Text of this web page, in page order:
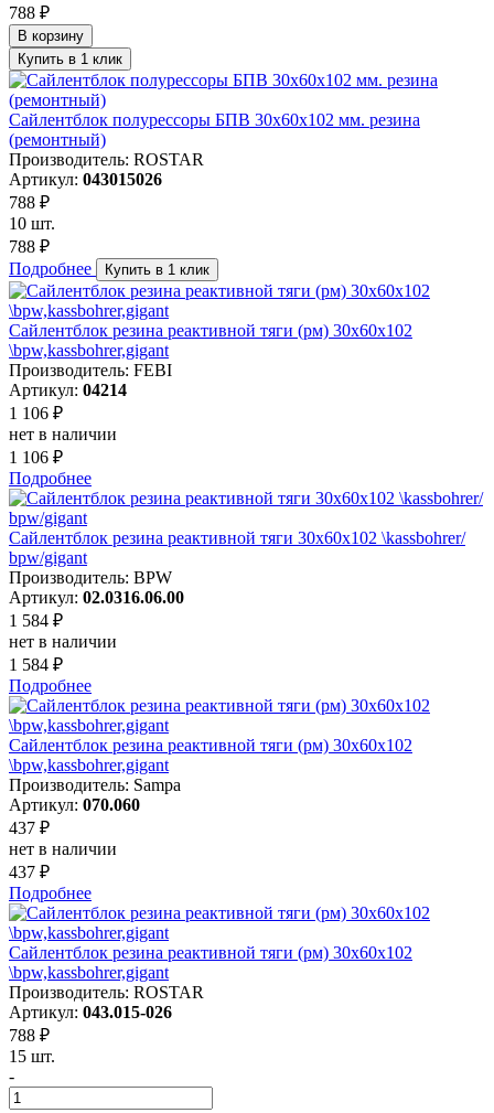
788 ₽
В корзину
Купить в 1 клик
Сайлентблок полурессоры БПВ 30x60x102 мм. резина
(ремонтный)
Производитель: ROSTAR
Артикул: 043015026
788 ₽
10 шт.
788 ₽
Подробнее
Купить в 1 клик
Сайлентблок резина реактивной тяги (рм) 30x60x102
\bpw,kassbohrer,gigant
Производитель: FEBI
Артикул: 04214
1 106 ₽
нет в наличии
1 106 ₽
Подробнее
Сайлентблок резина реактивной тяги 30x60x102 \kassbohrer/
bpw/gigant
Производитель: BPW
Артикул: 02.0316.06.00
1 584 ₽
нет в наличии
1 584 ₽
Подробнее
Сайлентблок резина реактивной тяги (рм) 30x60x102
\bpw,kassbohrer,gigant
Производитель: Sampa
Артикул: 070.060
437 ₽
нет в наличии
437 ₽
Подробнее
Сайлентблок резина реактивной тяги (рм) 30x60x102
\bpw,kassbohrer,gigant
Производитель: ROSTAR
Артикул: 043.015-026
788 ₽
15 шт.
-